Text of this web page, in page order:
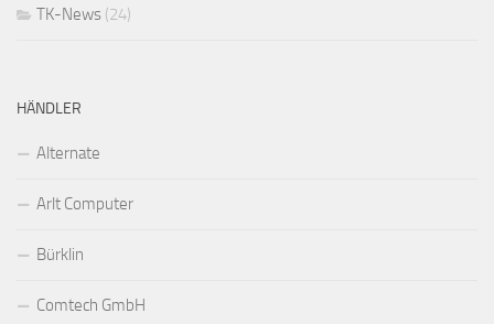
TK-News (24)
HÄNDLER
Alternate
Arlt Computer
Bürklin
Comtech GmbH